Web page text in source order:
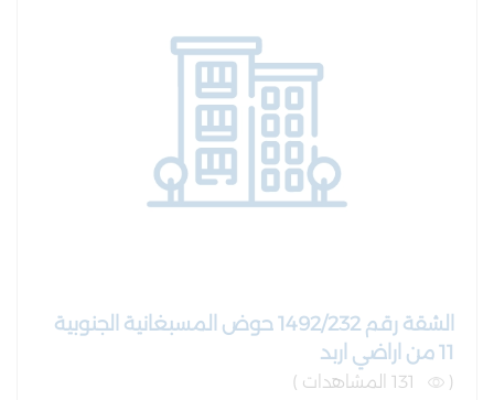
الشقة رقم 1492/232 حوض المسبغانية الجنوبية
11 من اراضي اربد
(